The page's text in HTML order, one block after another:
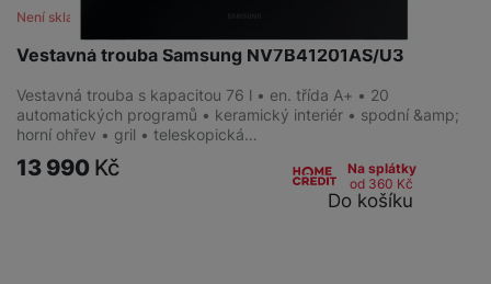
Vestavná trouba Samsung NV7B41201AS/U3
Není skladem
Vestavná trouba s kapacitou 76 l • en. třída A+ • 20
automatických programů • keramický interiér • spodní &amp;
horní ohřev • gril • teleskopická…
13 990 Kč
Na splátky
od 360 Kč
Do košíku